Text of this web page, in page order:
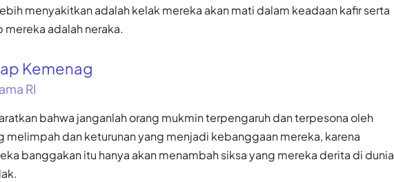
menyakitkan adalah kelak mereka akan mati dalam keadaan kafir serta
adalah neraka.
Kemenag
RI
bahwa janganlah orang mukmin terpengaruh dan terpesona oleh
melimpah dan keturunan yang menjadi kebanggaan mereka, karena
banggakan itu hanya akan menambah siksa yang mereka derita di dunia